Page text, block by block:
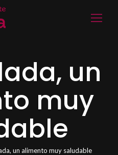
un
muy
un alimento muy saludable